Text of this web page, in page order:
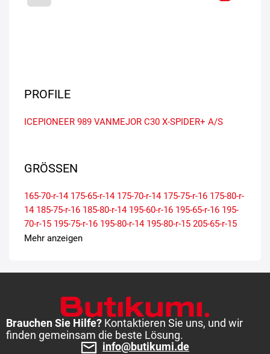
PROFILE
ICEPIONEER 989 VANMEJOR C30 X-SPIDER+ A/S
GRÖSSEN
165-70-r-14 175-65-r-14 175-70-r-14 175-75-r-16 175-80-r-
14 185-75-r-16 185-80-r-14 195-60-r-16 195-65-r-16 195-
70-r-15 195-75-r-16 195-80-r-14 195-80-r-15 205-65-r-15
205-65-r-16 205-70-r-15
Mehr anzeigen
Brauchen Sie Hilfe? Kontaktieren Sie uns, und wir
finden gemeinsam die beste Lösung.
info@butikumi.de